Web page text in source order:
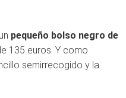
pequeño bolso negro de
135 euros. Y como
semirrecogido y la